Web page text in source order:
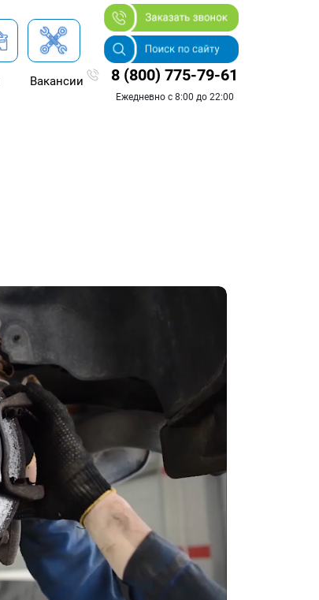
Вакансии 8 (800) 775-79-61
Ежедневно с 8:00 до 22:00